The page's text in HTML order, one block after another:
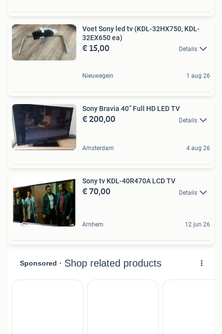
Voet Sony led tv (KDL-32HX750, KDL-
32EX650 ea)
€ 15,00 Details
Nieuwegein 1 aug 26
Sony Bravia 40” Full HD LED TV
€ 200,00 Details
Amsterdam 4 aug 26
Sony tv KDL-40R470A LCD TV
€ 70,00 Details
Arnhem 12 jun 26